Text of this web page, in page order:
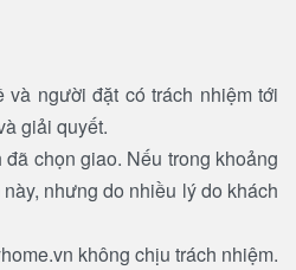
người đặt có trách nhiệm tới
giải quyết.
chọn giao. Nếu trong khoảng
nhưng do nhiều lý do khách
không chịu trách nhiệm.